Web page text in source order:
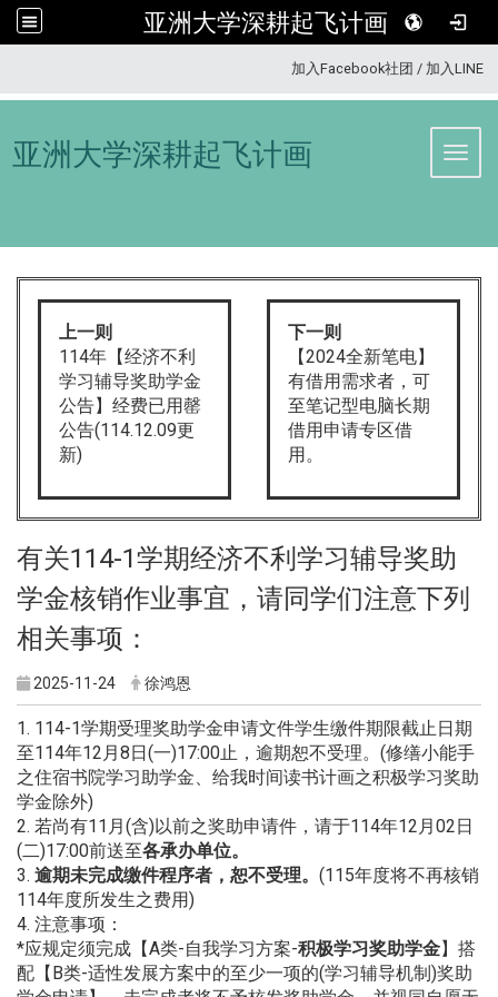
亚洲大学深耕起飞计画
加入Facebook社团 / 加入LINE
亚洲大学深耕起飞计画
上一则
114年【经济不利
学习辅导奖助学金
公告】经费已用罄
公告(114.12.09更
新)
下一则
【2024全新笔电】
有借用需求者，可
至笔记型电脑长期
借用申请专区借
用。
有关114-1学期经济不利学习辅导奖助
学金核销作业事宜，请同学们注意下列
相关事项：
2025-11-24 徐鸿恩
1. 114-1学期受理奖助学金申请文件学生缴件期限截止日期
至114年12月8日(一)17:00止，逾期恕不受理。(修缮小能手
之住宿书院学习助学金、给我时间读书计画之积极学习奖助
学金除外)
2. 若尚有11月(含)以前之奖助申请件，请于114年12月02日
(二)17:00前送至各承办单位。
3. 逾期未完成缴件程序者，恕不受理。 (115年度将不再核销
114年度所发生之费用)
4. 注意事项：
*应规定须完成【A类-自我学习方案-积极学习奖助学金】搭
配【B类-适性发展方案中的至少一项的(学习辅导机制)奖助